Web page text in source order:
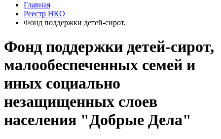
Главная
Реестр НКО
Фонд поддержки детей-сирот,
Фонд поддержки детей-сирот,
малообеспеченных семей и
иных социально
незащищенных слоев
населения "Добрые Дела"